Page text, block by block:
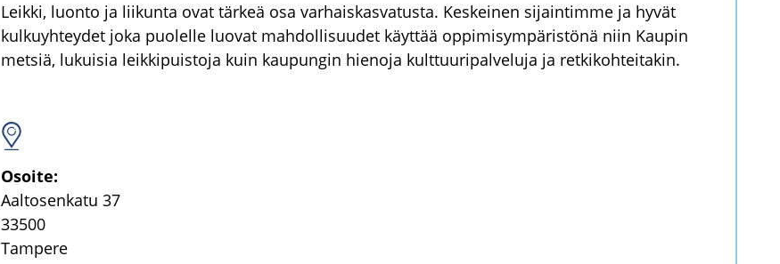
Leikki, luonto ja liikunta ovat tärkeä osa varhaiskasvatusta. Keskeinen sijaintimme ja hyvät
kulkuyhteydet joka puolelle luovat mahdollisuudet käyttää oppimisympäristönä niin Kaupin
metsiä, lukuisia leikkipuistoja kuin kaupungin hienoja kulttuuripalveluja ja retkikohteitakin.
Osoi­te:
Aal­to­sen­ka­tu 37
33500
Tam­pe­re